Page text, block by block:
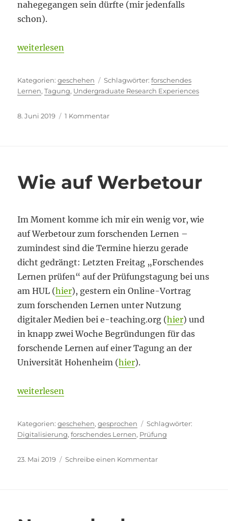
nahegegangen sein dürfte (mir jedenfalls
schon).
„Nahegegangen“
weiterlesen
Kategorien
geschehen Schlagwörter
forschendes
Lernen,Tagung, Undergraduate Research Experiences
Veröffentlicht
8. Juni 2019 1 Kommentarzu
Wie auf Werbetour
Im Moment komme ich mir ein wenig vor, wie
auf Werbetour zum forschenden Lernen –
zumindest sind die Termine hierzu gerade
dicht gedrängt: Letzten Freitag „Forschendes
Lernen prüfen“ auf der Prüfungstagung bei uns
am HUL (hier), gestern ein Online-Vortrag
zum forschenden Lernen unter Nutzung
digitaler Medien bei e-teaching.org (hier) und
in knapp zwei Woche Begründungen für das
forschende Lernen auf einer Tagung an der
Universität Hohenheim (hier).
„Wie auf Werbetour“
weiterlesen
Kategorien
geschehen,gesprochen
Digitalisierung,forschendes Lernen, Prüfung
Veröffentlicht
23. Mai 2019 Schreibe einen Kommentarzu